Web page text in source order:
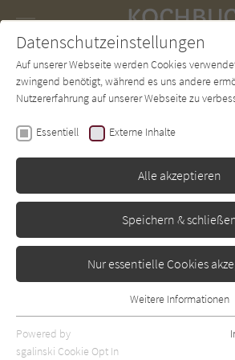
SUCHE Forum Charts
Diverse Autoren
Schokolade
Erschienen: Januar 2006 Bibliogr.
Datenschutzeinstellungen
Auf unserer Webseite werden Cookies
zwingend benötigt, während es uns andere
Nutzererfahrung auf unserer Webseite zu
Essentiell Externe Inhalte
Alle akzeptieren
Speichern &
Nur essentielle Cookies
Essentielle Cookies werden für grundlegende
Webseite benötigt. Dadurch ist gewährleistet,
Weitere Informationen
Powered by
sgalinski Cookie Opt In